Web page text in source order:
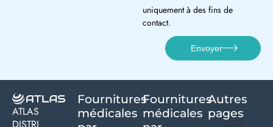
uniquement à des fins de
contact.
Envoyer
ATLAS
DISTRI
Fournitures
médicales
Fournitures
médicales
Autres
pages